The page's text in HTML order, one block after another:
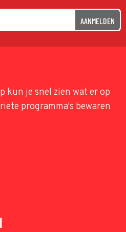
AANMELDEN
kun je snel zien wat er op
programma's bewaren